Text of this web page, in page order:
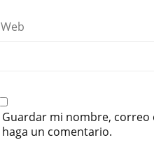
Web
Guardar mi nombre, correo
haga un comentario.